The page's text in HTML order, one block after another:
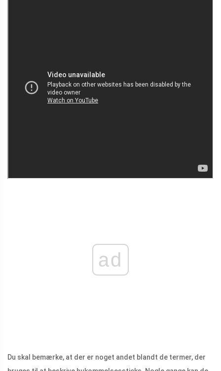
ad
Du skal bemærke, at der er noget andet blandt de termer, der